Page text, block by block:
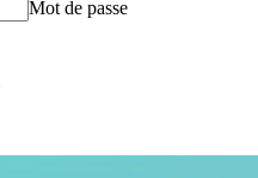
Mot de passe